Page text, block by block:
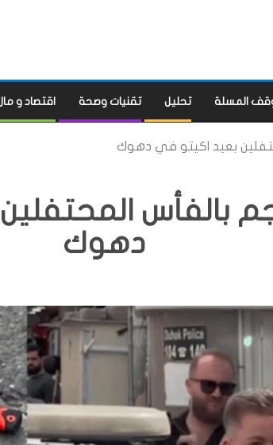
المسلة تحليل تقنيات وصحة اقتصاد و
بعيد اكيتو في دهوك
بالفأس
دهوك